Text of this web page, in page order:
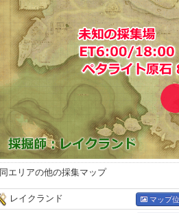
同エリアの他の採集マップ
レイクランド マップ